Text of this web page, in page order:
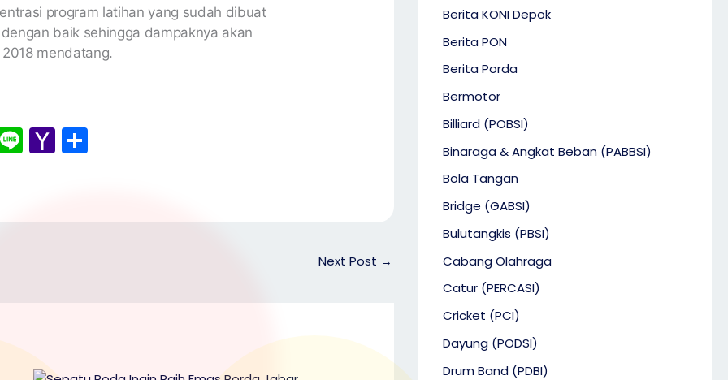
program latihan yang sudah dibuat
baik sehingga dampaknya akan
mendatang.
Li
n
Y
a
Next Post →
Berita KONI Depok
Berita PON
Berita Porda
Bermotor
Billiard (POBSI)
Binaraga & Angkat Beban (PABBSI)
Bola Tangan
Bridge (GABSI)
Bulutangkis (PBSI)
Cabang Olahraga
Catur (PERCASI)
Cricket (PCI)
Dayung (PODSI)
Drum Band (PDBI)